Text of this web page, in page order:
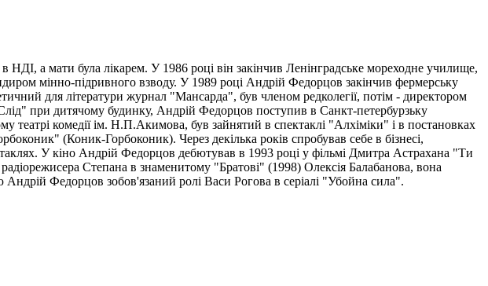
а мати була лікарем. У 1986 році він закінчив Ленінградське мореходне училище,
мінно-підривного взводу. У 1989 році Андрій Федорцов закінчив фермерську
для літератури журнал "Мансарда", був членом редколегії, потім - директором
при дитячому будинку, Андрій Федорцов поступив в Санкт-петербурзьку
театрі комедії ім. Н.П.Акимова, був зайнятий в спектаклі "Алхіміки" і в постановках
(Коник-Горбоконик). Через декілька років спробував себе в бізнесі,
У кіно Андрій Федорцов дебютував в 1993 році у фільмі Дмитра Астрахана "Ти
Степана в знаменитому "Братові" (1998) Олексія Балабанова, вона
Федорцов зобов'язаний ролі Васи Рогова в серіалі "Убойна сила".